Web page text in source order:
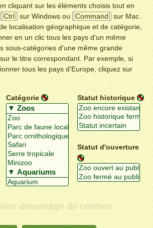
cliquant sur les éléments choisis tout en
Ctrl sur Windows ou Command
sur Mac.
localisation géographique et de catégorie,
en un clic tous les pays d'un même
sous-catégories d'une même grande
le titre correspondant. Par exemple, si
tous les pays d'Europe, cliquez sur
Catégorie Statut historique
Statut d'ouverture
davantage de critères